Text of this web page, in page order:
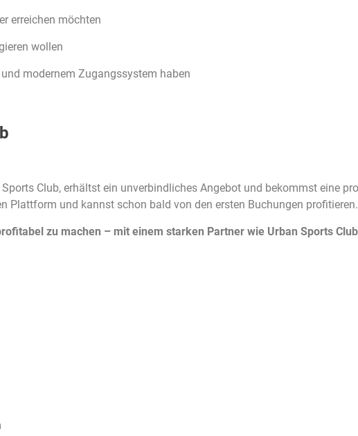
erreichen möchten
wollen
modernem Zugangssystem haben
Club, erhältst ein unverbindliches Angebot und bekommst eine
Plattform und kannst schon bald von den ersten Buchungen profitieren.
zu machen – mit einem starken Partner wie Urban Sports